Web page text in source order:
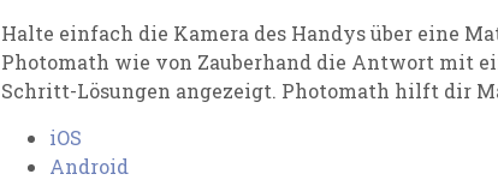
Halte einfach die Kamera des Handys über eine
Photomath wie von Zauberhand die Antwort mit
Schritt-Lösungen angezeigt. Photomath hilft dir
iOS
Android